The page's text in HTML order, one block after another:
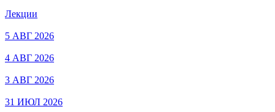
Лекции
5 АВГ 2026
4 АВГ 2026
3 АВГ 2026
31 ИЮЛ 2026